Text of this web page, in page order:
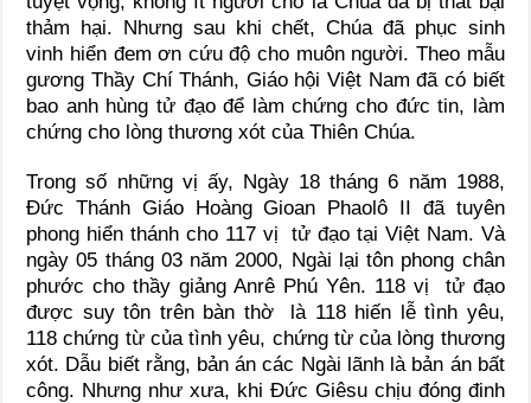
thảm hại. Nhưng sau khi chết, Chúa đã phục sinh
vinh hiển đem ơn cứu độ cho muôn người. Theo mẫu
gương Thầy Chí Thánh, Giáo hội Việt Nam đã có biết
bao anh hùng tử đạo để làm chứng cho đức tin, làm
chứng cho lòng thương xót của Thiên Chúa.
Trong số những vị ấy, Ngày 18 tháng 6 năm 1988,
Đức Thánh Giáo Hoàng Gioan Phaolô II đã tuyên
phong hiển thánh cho 117 vị tử đạo tại Việt Nam. Và
ngày 05 tháng 03 năm 2000, Ngài lại tôn phong chân
phước cho thầy giảng Anrê Phú Yên. 118 vị tử đạo
được suy tôn trên bàn thờ là 118 hiến lễ tình yêu,
118 chứng từ của tình yêu, chứng từ của lòng thương
xót. Dẫu biết rằng, bản án các Ngài lãnh là bản án bất
công. Nhưng như xưa, khi Đức Giêsu chịu đóng đinh